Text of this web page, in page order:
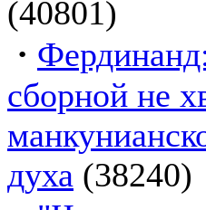
(40801)
·
сборной не
духа (38240)